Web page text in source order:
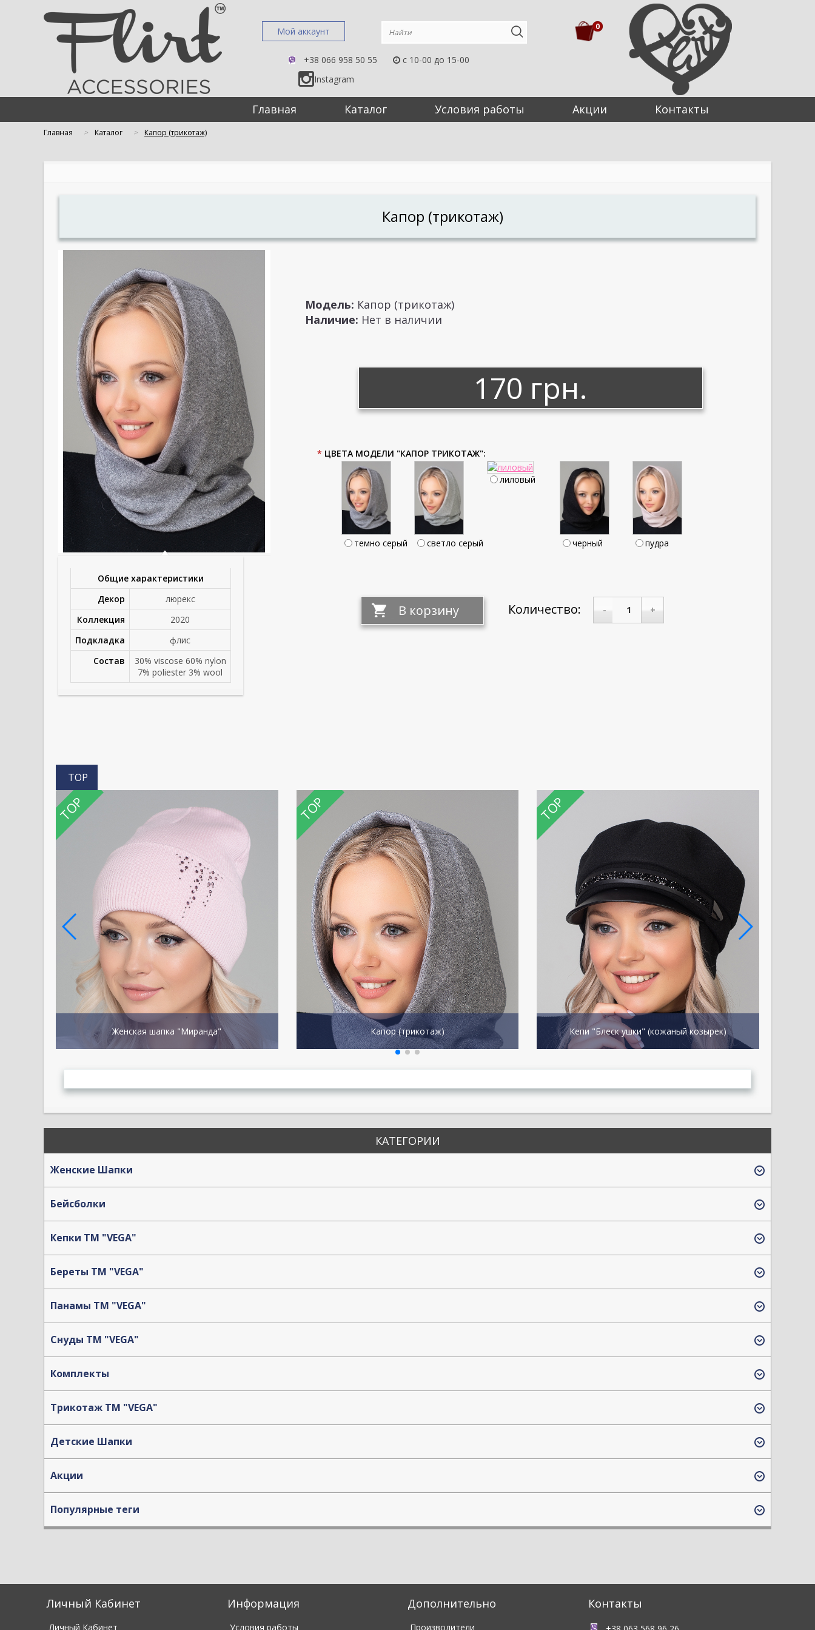
Мой аккаунт
+38 066 958 50 55
c 10-00 до 15-00
Instagram
0
Главная Каталог Условия работы Акции Контакты
Главная Каталог Капор (трикотаж)
Капор (трикотаж)
Общие характеристики
Декор
люрекс
Коллекция
2020
Подкладка
флис
Состав
30% viscose 60% nylon
7% poliester 3% wool
Модель: Капор (трикотаж)
Наличие: Нет в наличии
170 грн.
* ЦВЕТА МОДЕЛИ "КАПОР ТРИКОТАЖ":
темно серый светло серый
лиловый
черный пудра
Количество: - +
TOP
TOP
Женская шапка "Миранда"
TOP
Капор (трикотаж)
TOP
Кепи "Блеск ушки" (кожаный козырек)
КАТЕГОРИИ
Женские Шапки
Бейсболки
Кепки TM "VEGA"
Береты TM "VEGA"
Панамы TM "VEGA"
Снуды ТМ "VEGA"
Комплекты
Трикотаж TM "VEGA"
Детские Шапки
Акции
Популярные теги
Личный Кабинет
Личный Кабинет
Информация
Условия работы
Дополнительно
Производители
Контакты